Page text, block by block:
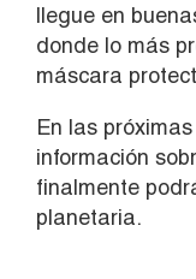
llegue en
donde lo más
máscara
En las
información
finalmente
planetaria.